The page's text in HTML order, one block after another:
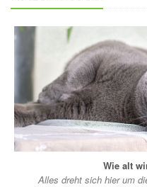
Wie alt
Alles dreht sich hier um